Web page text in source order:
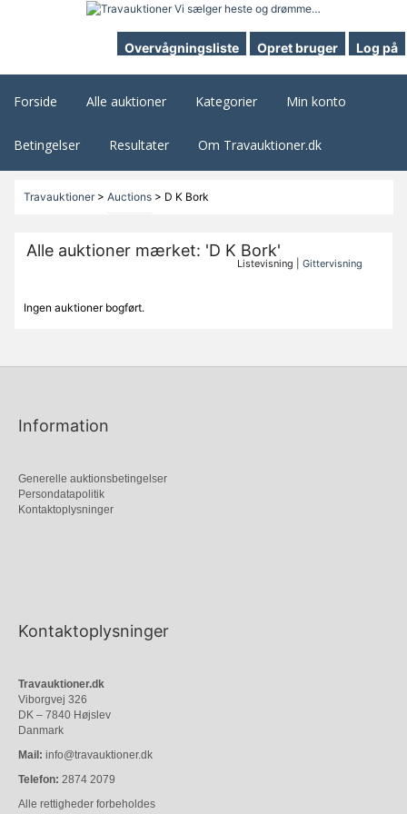
Overvågningsliste Opret bruger Log på
Forside Alle auktioner Kategorier Min konto
Betingelser Resultater Om Travauktioner.dk
Travauktioner> Auctions> D K Bork
Alle auktioner mærket: 'D K Bork'
Listevisning |Gittervisning
Ingen auktioner bogført.
Information
Generelle auktionsbetingelser
Persondatapolitik
Kontaktoplysninger
Kontaktoplysninger
Travauktioner.dk
Viborgvej 326
DK – 7840 Højslev
Danmark
Mail: info@travauktioner.dk
Telefon: 2874 2079
Alle rettigheder forbeholdes